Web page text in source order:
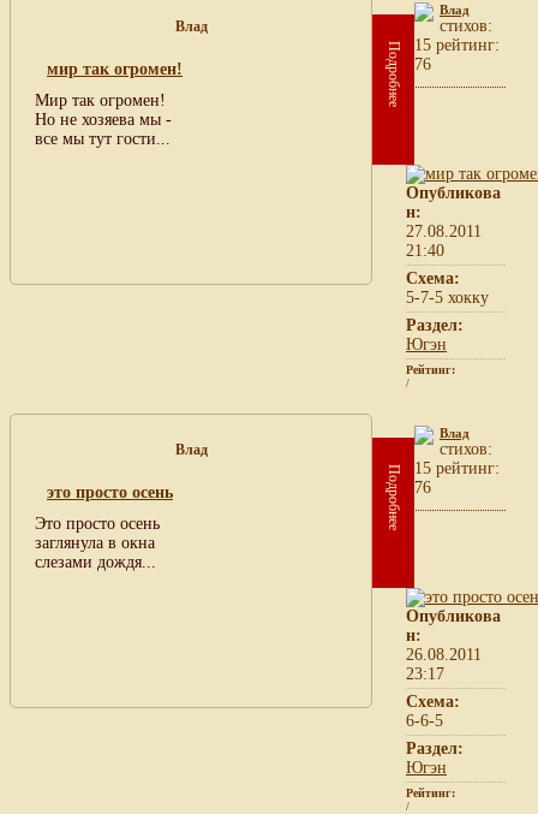
Влад
мир так огромен!
Мир так огромен!
Но не хозяева мы -
все мы тут гости...
Подробнее
Влад
cтихов:
15 рейтинг:
76
Опубликова
н:
27.08.2011
21:40
Схема:
5-7-5 хокку
Раздел:
Югэн
Рейтинг:
/
Влад
это просто осень
Это просто осень
заглянула в окна
слезами дождя...
Подробнее
Влад
cтихов:
15 рейтинг:
76
Опубликова
н:
26.08.2011
23:17
Схема:
6-6-5
Раздел:
Югэн
Рейтинг:
/